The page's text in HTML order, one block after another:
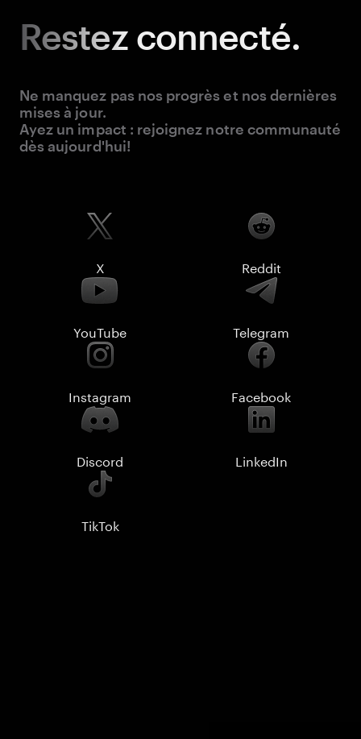
Restezconnecté.
Ne manquez pas nos progrès et nos dernières
mises à jour.
Ayez un impact : rejoignez notre communauté
dès aujourd'hui!
X Reddit
YouTube Telegram
Instagram Facebook
Discord LinkedIn
TikTok